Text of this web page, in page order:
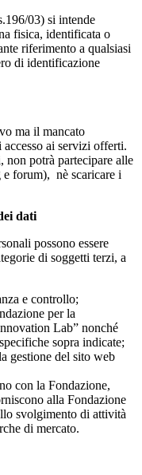
03) si intende
fisica, identificata o
riferimento a qualsiasi
di identificazione
ma il mancato
ai servizi offerti.
non potrà partecipare alle
forum), nè scaricare i
dati
possono essere
di soggetti terzi, a
e controllo;
per la
Lab” nonché
sopra indicate;
gestione del sito web
con la Fondazione,
alla Fondazione
svolgimento di attività
di mercato.